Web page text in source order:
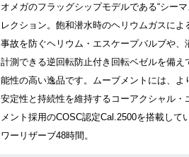
オメガのフラッグシップモデルである“シーマ
レクション。飽和潜水時のヘリウムガスによ
事故を防ぐヘリウム・エスケープバルブや、
計測できる逆回転防止付き回転ベゼルを備え
能性の高い逸品です。ムーブメントには、よ
安定性と持続性を維持するコーアクシャル・
メント採用のCOSC認定Cal.2500を搭載して
ワーリザーブ48時間。